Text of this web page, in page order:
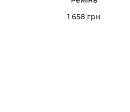
1 658 грн